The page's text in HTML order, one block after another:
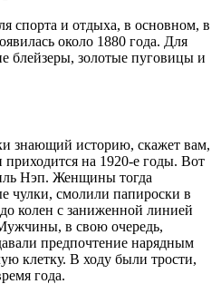
спорта и отдыха, в основном, в
около 1880 года. Для
блейзеры, золотые пуговицы и
знающий историю, скажет вам,
на 1920-е годы. Вот
Нэп. Женщины тогда
чулки, смолили папироски в
колен с заниженной линией
в свою очередь,
предпочтение нарядным
клетку. В ходу были трости,
года.